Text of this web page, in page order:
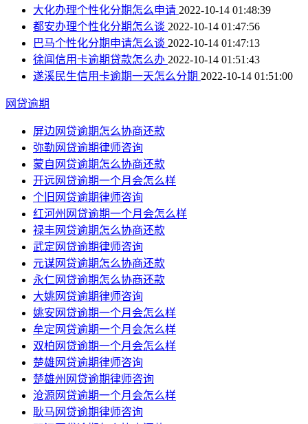
大化办理个性化分期怎么申请 2022-10-14 01:48:39
都安办理个性化分期怎么谈 2022-10-14 01:47:56
巴马个性化分期申请怎么谈 2022-10-14 01:47:13
徐闻信用卡逾期贷款怎么办 2022-10-14 01:51:43
遂溪民生信用卡逾期一天怎么分期 2022-10-14 01:51:00
网贷逾期
屏边网贷逾期怎么协商还款
弥勒网贷逾期律师咨询
蒙自网贷逾期怎么协商还款
开远网贷逾期一个月会怎么样
个旧网贷逾期律师咨询
红河州网贷逾期一个月会怎么样
禄丰网贷逾期怎么协商还款
武定网贷逾期律师咨询
元谋网贷逾期怎么协商还款
永仁网贷逾期怎么协商还款
大姚网贷逾期律师咨询
姚安网贷逾期一个月会怎么样
牟定网贷逾期一个月会怎么样
双柏网贷逾期一个月会怎么样
楚雄网贷逾期律师咨询
楚雄州网贷逾期律师咨询
沧源网贷逾期一个月会怎么样
耿马网贷逾期律师咨询